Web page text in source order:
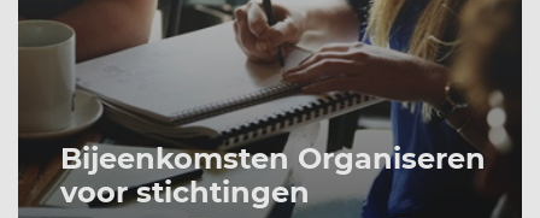
Bijeenkomsten Organiseren
voor stichtingen